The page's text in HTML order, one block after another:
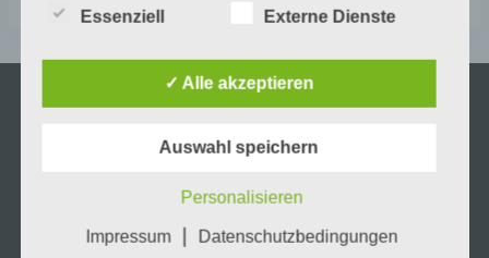
Spenden
Wir sind auf Spenden angewiesen, wir sind
informieren. Ferner werden betroffene Personen
mittels dieser Datenschutzerklärung über die ihnen
Wir haben als für die Verarbeitung Verantwortlicher
zahlreiche technische und organisatorische
lückenlosen Schutz der über diese Internetseite
sicherzustellen. Dennoch können Internetbasierte
Sicherheitslücken aufweisen, sodass ein absoluter
Essenziell Externe Dienste
✓ Alle akzeptieren
Auswahl speichern
Personalisieren
Impressum | Datenschutzbedingungen